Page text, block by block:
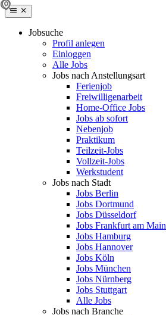
Jobsuche
Profil anlegen
Einloggen
Alle Jobs
Jobs nach Anstellungsart
Ferienjob
Freiwilligenarbeit
Home-Office Jobs
Jobs ab sofort
Nebenjob
Praktikum
Teilzeit-Jobs
Vollzeit-Jobs
Werkstudent
Jobs nach Stadt
Jobs Berlin
Jobs Dortmund
Jobs Düsseldorf
Jobs Frankfurt am Main
Jobs Hamburg
Jobs Hannover
Jobs Köln
Jobs München
Jobs Nürnberg
Jobs Stuttgart
Alle Jobs
Jobs nach Branche